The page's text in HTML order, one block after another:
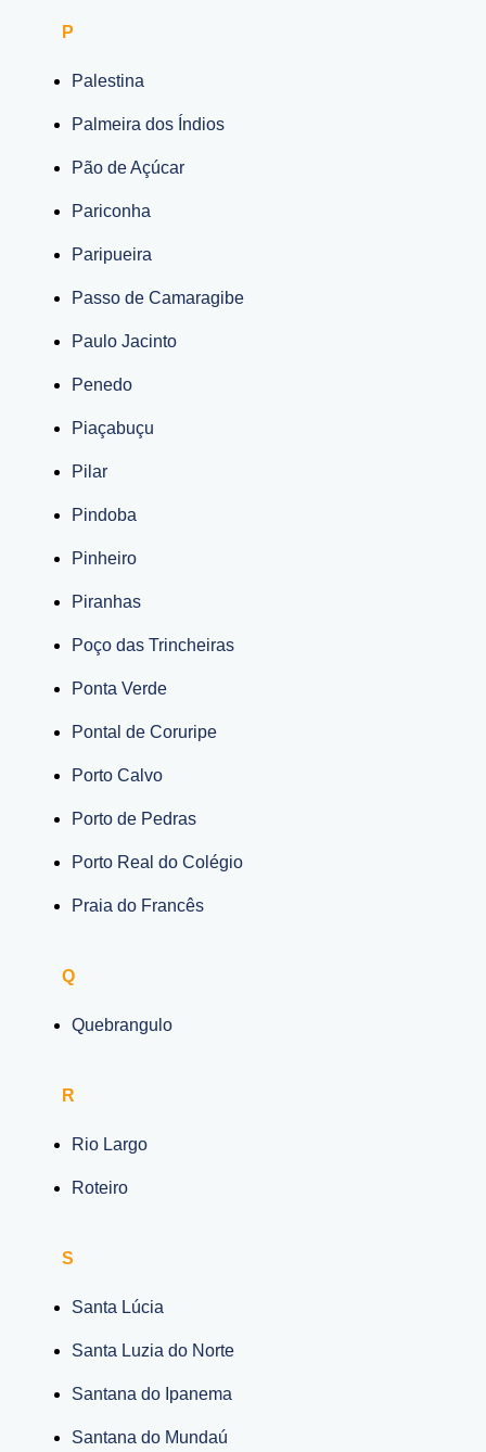
P
Palestina
Palmeira dos Índios
Pão de Açúcar
Pariconha
Paripueira
Passo de Camaragibe
Paulo Jacinto
Penedo
Piaçabuçu
Pilar
Pindoba
Pinheiro
Piranhas
Poço das Trincheiras
Ponta Verde
Pontal de Coruripe
Porto Calvo
Porto de Pedras
Porto Real do Colégio
Praia do Francês
Q
Quebrangulo
R
Rio Largo
Roteiro
S
Santa Lúcia
Santa Luzia do Norte
Santana do Ipanema
Santana do Mundaú